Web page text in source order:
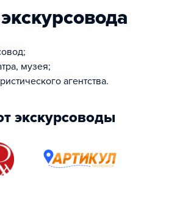
музея;
агентства.
экскурсоводы